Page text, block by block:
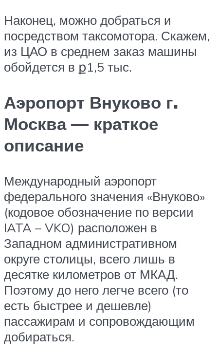
Наконец, можно добраться и
посредством таксомотора. Скажем,
из ЦАО в среднем заказ машины
обойдется в ք1,5 тыс.
Аэропорт Внуково г.
Москва — краткое
описание
Международный аэропорт
федерального значения «Внуково»
(кодовое обозначение по версии
IATA – VKO) расположен в
Западном административном
округе столицы, всего лишь в
десятке километров от МКАД.
Поэтому до него легче всего (то
есть быстрее и дешевле)
пассажирам и сопровождающим
добираться.